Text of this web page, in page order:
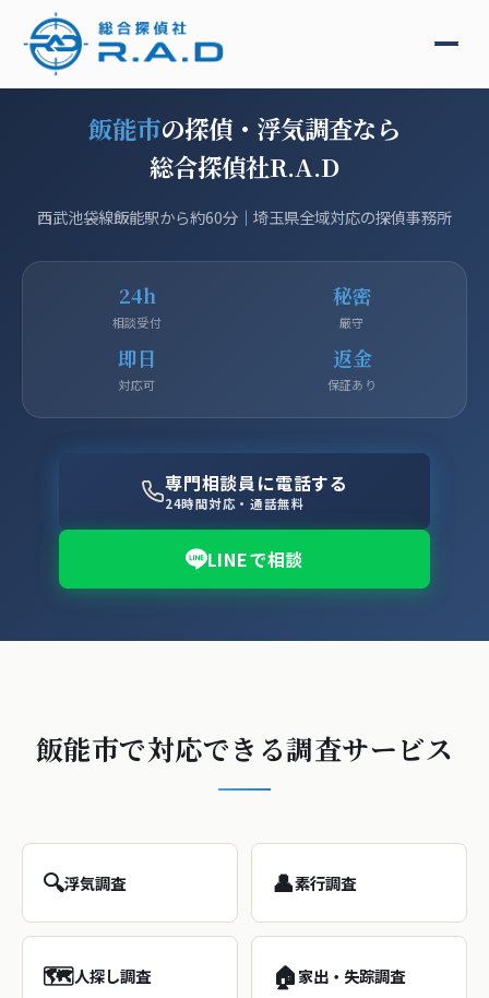
飯能市の探偵・浮気調査なら
総合探偵社R.A.D
西武池袋線飯能駅から約60分｜埼玉県全域対応の探偵事務所
24h
相談受付
秘密
厳守
即日
対応可
返金
保証あり
専門相談員に電話する
24時間対応・通話無料
LINEで相談
飯能市で対応できる調査サービス
🔍浮気調査 👤素行調査
🗺️人探し調査 🏠家出・失踪調査